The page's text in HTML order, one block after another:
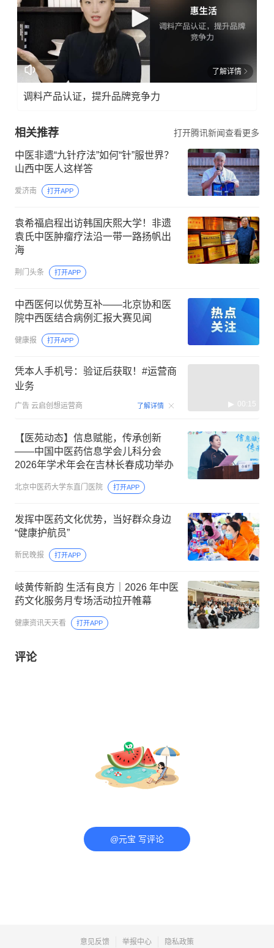
了解详情
调料产品认证，提升品牌竞争力
相关推荐 打开腾讯新闻查看更多
中医非遗“九针疗法”如何“针”服世界？
山西中医人这样答
爱济南 打开APP
袁希福启程出访韩国庆熙大学！非遗
袁氏中医肿瘤疗法沿一带一路扬帆出
海
荆门头条 打开APP
中西医何以优势互补——北京协和医
院中西医结合病例汇报大赛见闻
健康报 打开APP
凭本人手机号：验证后获取！#运营商
业务
广告 云启创想运营商 了解详情 00:15
【医苑动态】信息赋能，传承创新
——中国中医药信息学会儿科分会
2026年学术年会在吉林长春成功举办
北京中医药大学东直门医院 打开APP
发挥中医药文化优势，当好群众身边
“健康护航员”
新民晚报 打开APP
岐黄传新韵 生活有良方｜2026 年中医
药文化服务月专场活动拉开帷幕
健康资讯天天看 打开APP
评论
@元宝 写评论
意见反馈 举报中心 隐私政策